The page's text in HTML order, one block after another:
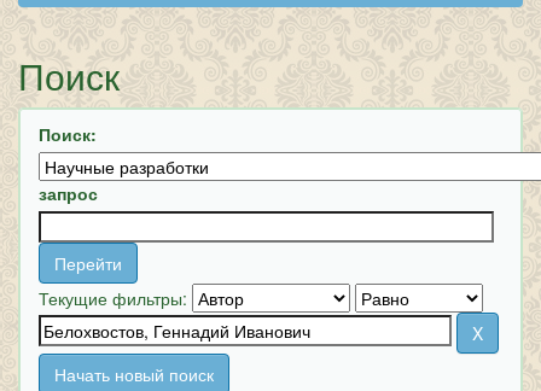
Поиск
Поиск:
запрос
Текущие фильтры:
Начать новый поиск